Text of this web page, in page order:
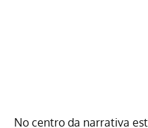
No centro da narrativa